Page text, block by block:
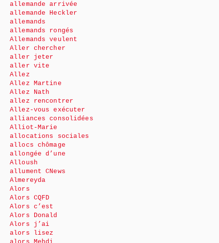
allemande arrivée
allemande Heckler
allemands
allemands rongés
Allemands veulent
Aller chercher
aller jeter
aller vite
Allez
Allez Martine
Allez Nath
allez rencontrer
Allez-vous exécuter
alliances consolidées
Alliot-Marie
allocations sociales
allocs chômage
allongée d’une
Alloush
allument CNews
Almereyda
Alors
Alors CQFD
Alors c’est
Alors Donald
Alors j’ai
alors lisez